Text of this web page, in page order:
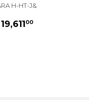
H-HT-J&
00